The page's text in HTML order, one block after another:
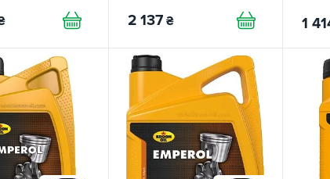
2 137 ₴ 1